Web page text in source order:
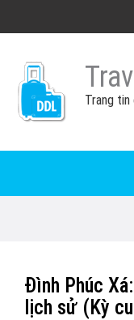
Trang tin
Đình Phúc
lịch sử (Kỳ